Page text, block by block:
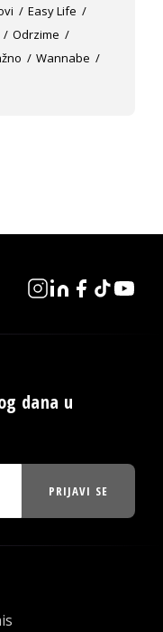
Easy Life
Odrzime
Wannabe
dana u
PRIJAVI SE